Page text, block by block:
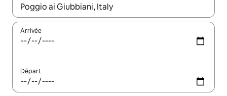
Lorsque les résultats s'affichent, utilisez les flèches vers le
Arrivée
Départ